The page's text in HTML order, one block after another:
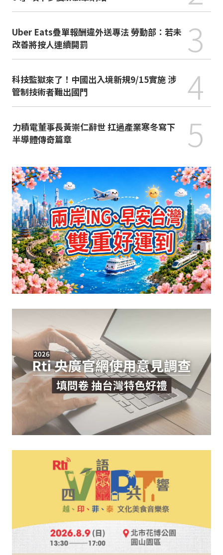
Uber Eats疊單報酬違外送專法 勞動部：若未
改善將按人連續開罰
3
科技監獄來了！中國出入境新規9/15實施 涉
管制技術者難出國門
4
力積電董事長黃崇仁辭世 扛過產業寒冬寫下
半導體傳奇篇章
5